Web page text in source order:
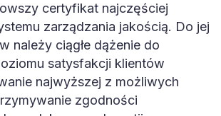
certyfikat najczęściej
zarządzania jakością. Do jej
należy ciągłe dążenie do
satysfakcji klientów
najwyższej z możliwych
zgodności